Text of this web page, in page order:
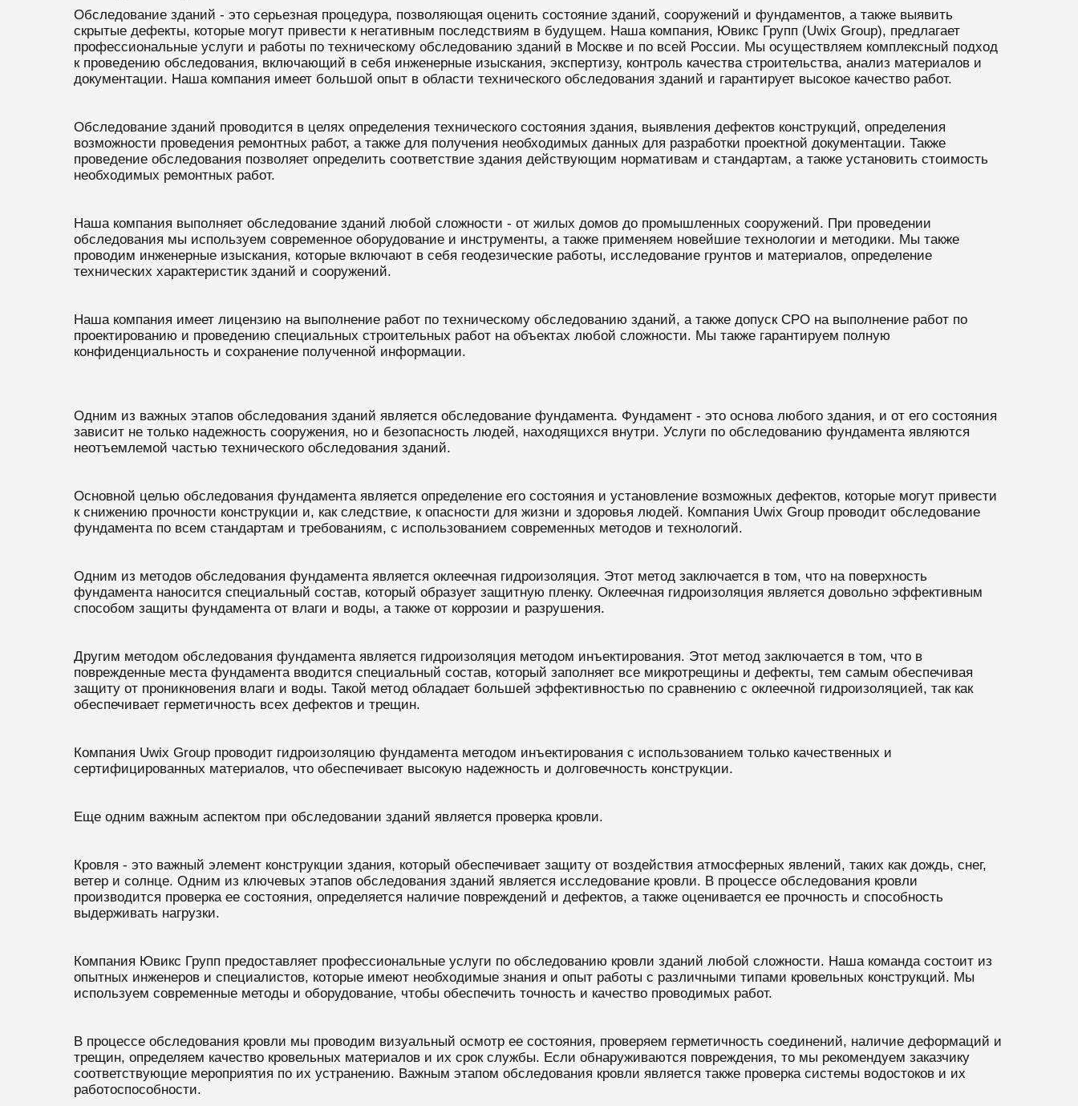
Обследование зданий - это серьезная процедура, позволяющая оценить состояние зданий, сооружений и фундаментов, а также выявить
скрытые дефекты, которые могут привести к негативным последствиям в будущем. Наша компания, Ювикс Групп (Uwix Group), предлагает
профессиональные услуги и работы по техническому обследованию зданий в Москве и по всей России. Мы осуществляем комплексный подход
к проведению обследования, включающий в себя инженерные изыскания, экспертизу, контроль качества строительства, анализ материалов и
документации. Наша компания имеет большой опыт в области технического обследования зданий и гарантирует высокое качество работ.
Обследование зданий проводится в целях определения технического состояния здания, выявления дефектов конструкций, определения
возможности проведения ремонтных работ, а также для получения необходимых данных для разработки проектной документации. Также
проведение обследования позволяет определить соответствие здания действующим нормативам и стандартам, а также установить стоимость
необходимых ремонтных работ.
Наша компания выполняет обследование зданий любой сложности - от жилых домов до промышленных сооружений. При проведении
обследования мы используем современное оборудование и инструменты, а также применяем новейшие технологии и методики. Мы также
проводим инженерные изыскания, которые включают в себя геодезические работы, исследование грунтов и материалов, определение
технических характеристик зданий и сооружений.
Наша компания имеет лицензию на выполнение работ по техническому обследованию зданий, а также допуск СРО на выполнение работ по
проектированию и проведению специальных строительных работ на объектах любой сложности. Мы также гарантируем полную
конфиденциальность и сохранение полученной информации.
Одним из важных этапов обследования зданий является обследование фундамента. Фундамент - это основа любого здания, и от его состояния
зависит не только надежность сооружения, но и безопасность людей, находящихся внутри. Услуги по обследованию фундамента являются
неотъемлемой частью технического обследования зданий.
Основной целью обследования фундамента является определение его состояния и установление возможных дефектов, которые могут привести
к снижению прочности конструкции и, как следствие, к опасности для жизни и здоровья людей. Компания Uwix Group проводит обследование
фундамента по всем стандартам и требованиям, с использованием современных методов и технологий.
Одним из методов обследования фундамента является оклеечная гидроизоляция. Этот метод заключается в том, что на поверхность
фундамента наносится специальный состав, который образует защитную пленку. Оклеечная гидроизоляция является довольно эффективным
способом защиты фундамента от влаги и воды, а также от коррозии и разрушения.
Другим методом обследования фундамента является гидроизоляция методом инъектирования. Этот метод заключается в том, что в
поврежденные места фундамента вводится специальный состав, который заполняет все микротрещины и дефекты, тем самым обеспечивая
защиту от проникновения влаги и воды. Такой метод обладает большей эффективностью по сравнению с оклеечной гидроизоляцией, так как
обеспечивает герметичность всех дефектов и трещин.
Компания Uwix Group проводит гидроизоляцию фундамента методом инъектирования с использованием только качественных и
сертифицированных материалов, что обеспечивает высокую надежность и долговечность конструкции.
Еще одним важным аспектом при обследовании зданий является проверка кровли.
Кровля - это важный элемент конструкции здания, который обеспечивает защиту от воздействия атмосферных явлений, таких как дождь, снег,
ветер и солнце. Одним из ключевых этапов обследования зданий является исследование кровли. В процессе обследования кровли
производится проверка ее состояния, определяется наличие повреждений и дефектов, а также оценивается ее прочность и способность
выдерживать нагрузки.
Компания Ювикс Групп предоставляет профессиональные услуги по обследованию кровли зданий любой сложности. Наша команда состоит из
опытных инженеров и специалистов, которые имеют необходимые знания и опыт работы с различными типами кровельных конструкций. Мы
используем современные методы и оборудование, чтобы обеспечить точность и качество проводимых работ.
В процессе обследования кровли мы проводим визуальный осмотр ее состояния, проверяем герметичность соединений, наличие деформаций и
трещин, определяем качество кровельных материалов и их срок службы. Если обнаруживаются повреждения, то мы рекомендуем заказчику
соответствующие мероприятия по их устранению. Важным этапом обследования кровли является также проверка системы водостоков и их
работоспособности.